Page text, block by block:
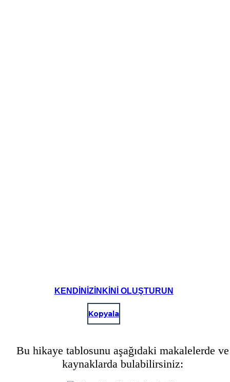
KENDINIZINKINI OLUŞTURUN
Kopyala
Bu hikaye tablosunu aşağıdaki makalelerde ve
kaynaklarda bulabilirsiniz: